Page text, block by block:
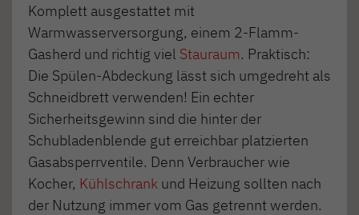
Komplett ausgestattet mit
Warmwasserversorgung, einem 2-Flamm-
Gasherd und richtig viel Stauraum. Praktisch:
Die Spülen-Abdeckung lässt sich umgedreht als
Schneidbrett verwenden! Ein echter
Sicherheitsgewinn sind die hinter der
Schubladenblende gut erreichbar platzierten
Gasabsperrventile. Denn Verbraucher wie
Kocher, Kühlschrank und Heizung sollten nach
der Nutzung immer vom Gas getrennt werden.